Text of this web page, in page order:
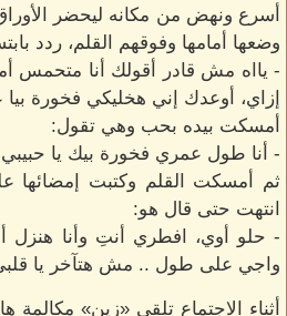
أسرع ونهض من مكانه ليحضر
وضعها أمامها وفوقهم القلم، ردد
- يااه مش قادر أقولك أنا متحمس
إزاي، أوعدك إني هخليكي فخورة
أمسكت بيده بحب وهي تقول:
- أنا طول عمري فخورة بيك يا حبيبي
ثم أمسكت القلم وكتبت إمضائها
انتهت حتى قال هو:
- حلو أوي، افطري أنتِ وأنا هنزل
واجي على طول .. مش هتآخر يا
أثناء الاجتماع تلقى «زين»